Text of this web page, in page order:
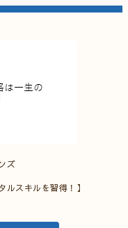
ズ
ルスキルを習得！】